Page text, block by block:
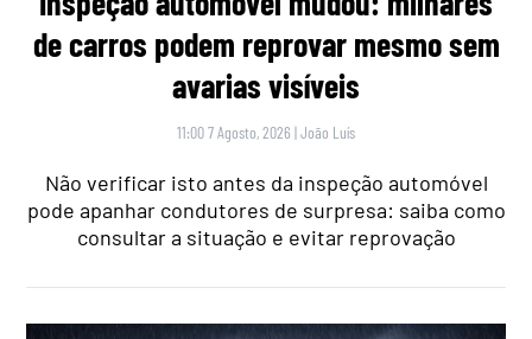
de carros podem reprovar mesmo sem
avarias visíveis
11:00 7 Agosto, 2026 |João Luís
Não verificar isto antes da inspeção automóvel
pode apanhar condutores de surpresa: saiba como
consultar a situação e evitar reprovação